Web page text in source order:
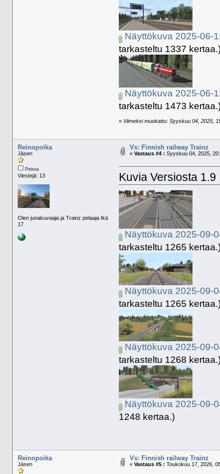
Näyttökuva 2025-06-
tarkasteltu 1337
Näyttökuva 2025-06-
tarkasteltu 1473
« Viimeksi muokattu: Syyskuu 04, 2025,
Reinopoika
Jäsen
Poissa
Viestejä: 13
Olen junakuvaaja ja Trainz pelaaja Ikä
17
Vs: Finnish railway Trainz
« Vastaus #4 : Syyskuu 04, 2025,
Kuvia Versiosta 1.9
Näyttökuva 2025-09-
tarkasteltu 1265
Näyttökuva 2025-09-
tarkasteltu 1265
Näyttökuva 2025-09-
tarkasteltu 1268
Näyttökuva 2025-09-
1248 kertaa.)
Reinopoika
Jäsen
Vs: Finnish railway Trainz
« Vastaus #5 : Toukokuu 17, 2026,